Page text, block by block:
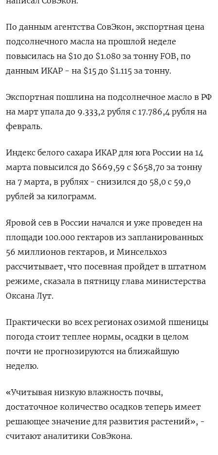
По данным агентства СовЭкон, экспортная цена
подсолнечного масла на прошлой неделе
повысилась на $10 до $1.080 за тонну FOB, по
данным ИКАР - на $15 до $1.115 за тонну.
Экспортная пошлина на подсолнечное масло в РФ
на март упала до 9.333,2 рубля с 17.786,4 рубля на
февраль.
Индекс белого сахара ИКАР для юга России на 14
марта повысился до $669,59 с $658,70 за тонну
на 7 марта, в рублях - снизился до 58,0 с 59,0
рублей за килограмм.
Яровой сев в России начался и уже проведен на
площади 100.000 гектаров из запланированных
56 миллионов гектаров, и Минсельхоз
рассчитывает, что посевная пройдет в штатном
режиме, сказала в пятницу глава министерства
Оксана Лут.
Практически во всех регионах озимой пшеницы
погода стоит теплее нормы, осадки в целом
почти не прогнозируются на ближайшую
неделю.
«Учитывая низкую влажность почвы,
достаточное количество осадков теперь имеет
решающее значение для развития растений», -
считают аналитики СовЭкона.